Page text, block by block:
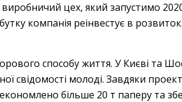
цех, який запустимо 2020
компанія реінвестує в
способу життя. У Києві та
свідомості молоді. Завдяки
більше 20 т паперу та